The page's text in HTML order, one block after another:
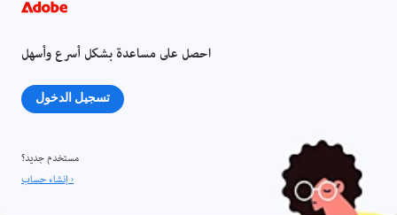
احصل على مساعدة بشكل أسرع وأسهل
تسجيل الدخول
مستخدم جديد؟
إنشاء حساب ›